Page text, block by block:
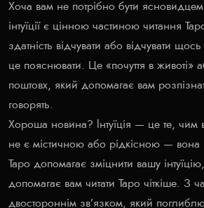
Хоча вам не потрібно бути
інтуїції є цінною частиною читання
здатність відчувати або відчувати
це пояснювати. Це «почуття в животі»
поштовх, який допомагає вам
говорять.
Хороша новина? Інтуїція — це те, чим
не є містичною або рідкісною —
Таро допомагає зміцнити вашу
допомагає вам читати Таро чіткіше. З
двостороннім зв’язком, який